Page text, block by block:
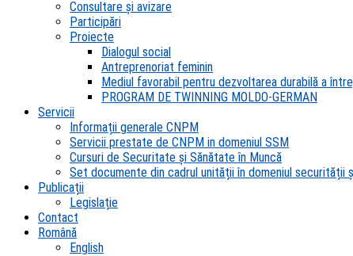
Consultare și avizare
Participări
Proiecte
Dialogul social
Antreprenoriat feminin
Mediul favorabil pentru dezvoltarea durabilă a
PROGRAM DE TWINNING MOLDO-GERMAN
Servicii
Informații generale CNPM
Servicii prestate de CNPM in domeniul SSM
Cursuri de Securitate și Sănătate în Muncă
Set documente din cadrul unității în domeniul securității
Publicații
Legislație
Contact
Română
English